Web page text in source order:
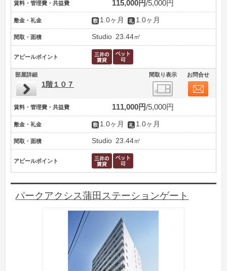
賃料・管理費・共益費 115,000円 5,000円
敷金・礼金 1.0ヶ月 1.0ヶ月
間取・面積 Studio 23.44㎡
アピールポイント
部屋詳細 間取り表示 お問合せ
1階１０７
賃料・管理費・共益費 111,000円 5,000円
敷金・礼金 1.0ヶ月 1.0ヶ月
間取・面積 Studio 23.44㎡
アピールポイント
パークアクシス蒲田ステーションゲート